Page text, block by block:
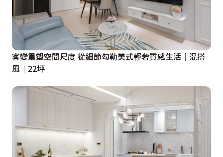
客變重塑空間尺度 從細節勾勒美式輕奢質感生活│混搭
風│22坪